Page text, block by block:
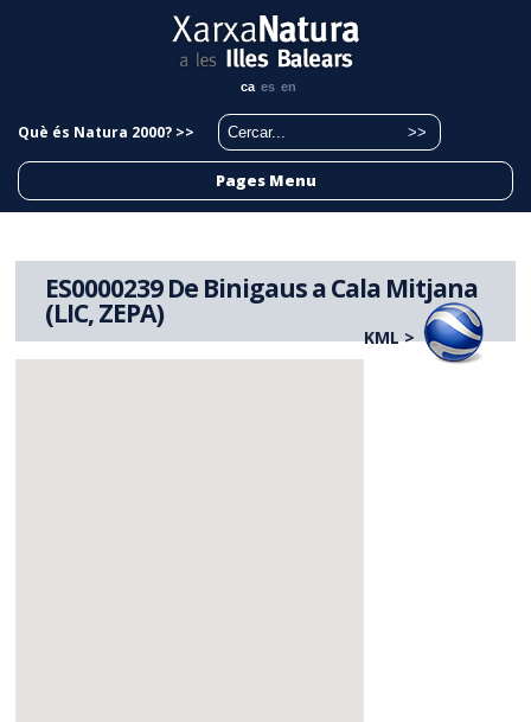
ca es en
Què és Natura 2000? >>
Pages Menu
ES0000239 De Binigaus a Cala Mitjana
(LIC, ZEPA)
KML >